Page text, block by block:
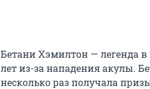
Бетани Хэмилтон — легенда в
лет из-за нападения акулы.
несколько раз получала